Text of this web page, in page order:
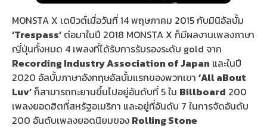
MONSTA X เดบิวต์เมื่อวันที่ 14 พฤษภาคม 2015 กับมินิอัลบั้ม
‘Trespass’ ต่อมาในปี 2018 MONSTA X ก็มีผลงานเพลงภาษา
ญี่ปุ่นทั้งหมด 4 เพลงที่ได้รับการรับรองระดับ gold จาก
Recording Industry Association of Japan และในปี
2020 อัลบั้มภาษาอังกฤษอัลบั้มแรกของพวกเขา ‘All aBout
Luv’ก็สามารถทะยานขึ้นไปอยู่อันดับที่ 5 ใน Billboard 200
เพลงยอดฮิตที่สหรัฐอเมริกา และอยู่ที่อันดับ 7 ในการจัดอันดับ
200 อันดับเพลงยอดนิยมของ Rolling Stone